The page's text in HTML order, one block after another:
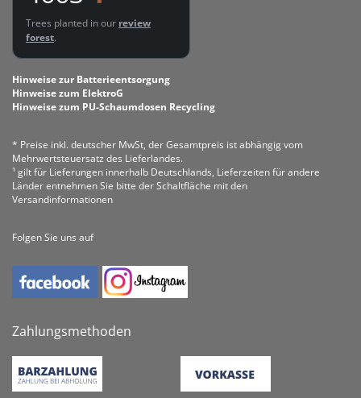
Trees planted in our review
forest.
Hinweise zur Batterieentsorgung
Hinweise zum ElektroG
Hinweise zum PU-Schaumdosen Recycling
* Preise inkl. deutscher MwSt, der Gesamtpreis ist abhängig vom
Mehrwertsteuersatz des Lieferlandes.
¹ gilt für Lieferungen innerhalb Deutschlands, Lieferzeiten für andere
Länder entnehmen Sie bitte der Schaltfläche mit den
Versandinformationen
Folgen Sie uns auf
Zahlungsmethoden